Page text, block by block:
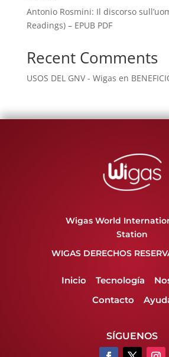
Antonio Rosmini: Il discorso
Readings) – EPUB PDF
Recent Comments
USOS DEL GNV - Wigas en
Wigas World
Station
WIGAS DERECHOS
Inicio Tecnología
Contacto
SÍGUENOS